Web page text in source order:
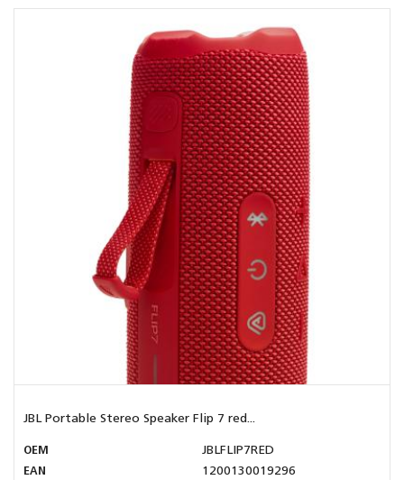
JBL Portable Stereo Speaker Flip 7 red...
OEM
JBLFLIP7RED
EAN
1200130019296